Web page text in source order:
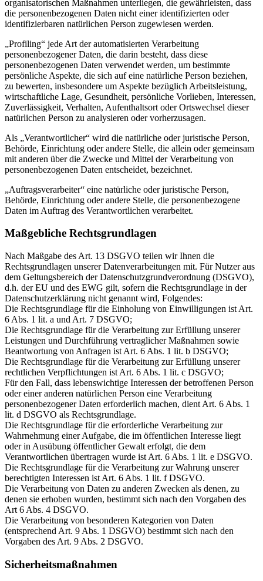
organisatorischen Maßnahmen unterliegen, die gewährleisten, dass
die personenbezogenen Daten nicht einer identifizierten oder
identifizierbaren natürlichen Person zugewiesen werden.
„Profiling“ jede Art der automatisierten Verarbeitung
personenbezogener Daten, die darin besteht, dass diese
personenbezogenen Daten verwendet werden, um bestimmte
persönliche Aspekte, die sich auf eine natürliche Person beziehen,
zu bewerten, insbesondere um Aspekte bezüglich Arbeitsleistung,
wirtschaftliche Lage, Gesundheit, persönliche Vorlieben, Interessen,
Zuverlässigkeit, Verhalten, Aufenthaltsort oder Ortswechsel dieser
natürlichen Person zu analysieren oder vorherzusagen.
Als „Verantwortlicher“ wird die natürliche oder juristische Person,
Behörde, Einrichtung oder andere Stelle, die allein oder gemeinsam
mit anderen über die Zwecke und Mittel der Verarbeitung von
personenbezogenen Daten entscheidet, bezeichnet.
„Auftragsverarbeiter“ eine natürliche oder juristische Person,
Behörde, Einrichtung oder andere Stelle, die personenbezogene
Daten im Auftrag des Verantwortlichen verarbeitet.
Maßgebliche Rechtsgrundlagen
Nach Maßgabe des Art. 13 DSGVO teilen wir Ihnen die
Rechtsgrundlagen unserer Datenverarbeitungen mit. Für Nutzer aus
dem Geltungsbereich der Datenschutzgrundverordnung (DSGVO),
d.h. der EU und des EWG gilt, sofern die Rechtsgrundlage in der
Datenschutzerklärung nicht genannt wird, Folgendes:
Die Rechtsgrundlage für die Einholung von Einwilligungen ist Art.
6 Abs. 1 lit. a und Art. 7 DSGVO;
Die Rechtsgrundlage für die Verarbeitung zur Erfüllung unserer
Leistungen und Durchführung vertraglicher Maßnahmen sowie
Beantwortung von Anfragen ist Art. 6 Abs. 1 lit. b DSGVO;
Die Rechtsgrundlage für die Verarbeitung zur Erfüllung unserer
rechtlichen Verpflichtungen ist Art. 6 Abs. 1 lit. c DSGVO;
Für den Fall, dass lebenswichtige Interessen der betroffenen Person
oder einer anderen natürlichen Person eine Verarbeitung
personenbezogener Daten erforderlich machen, dient Art. 6 Abs. 1
lit. d DSGVO als Rechtsgrundlage.
Die Rechtsgrundlage für die erforderliche Verarbeitung zur
Wahrnehmung einer Aufgabe, die im öffentlichen Interesse liegt
oder in Ausübung öffentlicher Gewalt erfolgt, die dem
Verantwortlichen übertragen wurde ist Art. 6 Abs. 1 lit. e DSGVO.
Die Rechtsgrundlage für die Verarbeitung zur Wahrung unserer
berechtigten Interessen ist Art. 6 Abs. 1 lit. f DSGVO.
Die Verarbeitung von Daten zu anderen Zwecken als denen, zu
denen sie erhoben wurden, bestimmt sich nach den Vorgaben des
Art 6 Abs. 4 DSGVO.
Die Verarbeitung von besonderen Kategorien von Daten
(entsprechend Art. 9 Abs. 1 DSGVO) bestimmt sich nach den
Vorgaben des Art. 9 Abs. 2 DSGVO.
Sicherheitsmaßnahmen